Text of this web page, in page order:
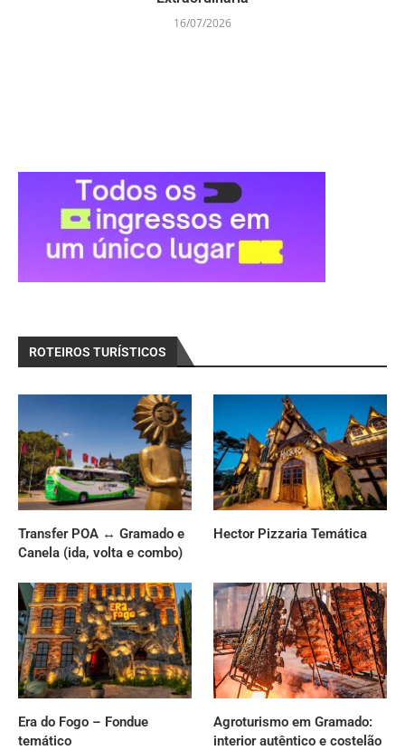
16/07/2026
ROTEIROS TURÍSTICOS
Transfer POA ↔ Gramado e
Canela (ida, volta e combo)
Hector Pizzaria Temática
Era do Fogo – Fondue
temático
Agroturismo em Gramado:
interior autêntico e costelão